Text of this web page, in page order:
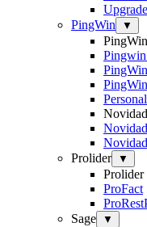
PingWin
▼
PingWin
Prolider
▼
Prolider
ProFact
Sage
▼